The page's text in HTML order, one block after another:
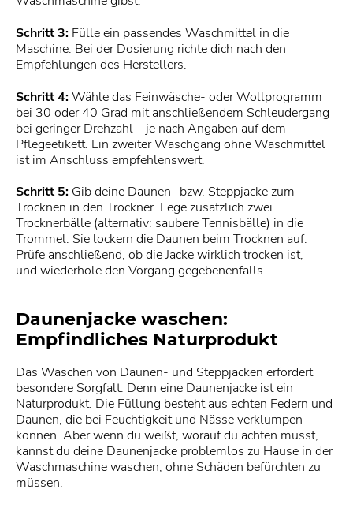
Schritt 3: Fülle ein passendes Waschmittel in die
Maschine. Bei der Dosierung richte dich nach den
Empfehlungen des Herstellers.
Schritt 4:Wähle das Feinwäsche- oder Wollprogramm
bei 30 oder 40 Grad mit anschließendem Schleudergang
bei geringer Drehzahl – je nach Angaben auf dem
Pflegeetikett. Ein zweiter Waschgang ohne Waschmittel
ist im Anschluss empfehlenswert.
Schritt 5: Gib deine Daunen- bzw. Steppjacke zum
Trocknen in den Trockner. Lege zusätzlich zwei
Trocknerbälle (alternativ: saubere Tennisbälle) in die
Trommel. Sie lockern die Daunen beim Trocknen auf.
Prüfe anschließend, ob die Jacke wirklich trocken ist,
und wiederhole den Vorgang gegebenenfalls.
Daunenjacke waschen:
Empfindliches Naturprodukt
Das Waschen von Daunen- und Steppjacken erfordert
besondere Sorgfalt. Denn eine Daunenjacke ist ein
Naturprodukt. Die Füllung besteht aus echten Federn und
Daunen, die bei Feuchtigkeit und Nässe verklumpen
können. Aber wenn du weißt, worauf du achten musst,
kannst du deine Daunenjacke problemlos zu Hause in der
Waschmaschine waschen, ohne Schäden befürchten zu
müssen.